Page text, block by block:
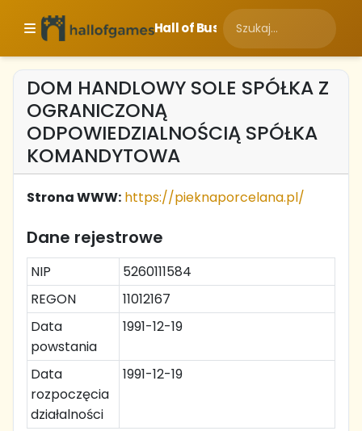
Hall of Business
DOM HANDLOWY SOLE SPÓŁKA Z
OGRANICZONĄ
ODPOWIEDZIALNOŚCIĄ SPÓŁKA
KOMANDYTOWA
Strona WWW: https://pieknaporcelana.pl/
Dane rejestrowe
NIP
5260111584
REGON
11012167
Data
powstania
1991-12-19
Data
rozpoczęcia
działalności
1991-12-19